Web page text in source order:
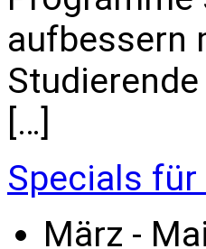
aufbessern
[…]
Specials
März - Mai